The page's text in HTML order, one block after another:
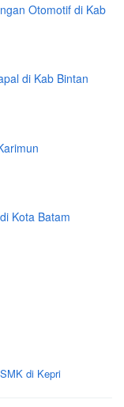
Otomotif di Kab
di Kab Bintan
Kota Batam
SMK di Kepri